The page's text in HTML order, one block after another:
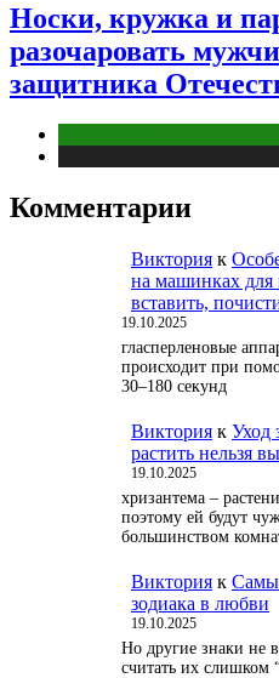
Носки, кружка и
разочаровать
защитника
Комментарии
Виктория к
на машинках для
вставить,
19.10.2025
гласперленовые
происходит при
30–180 секунд
Виктория к Уход
растить нельзя
19.10.2025
хризантема –
поэтому ей будут
большинством
Виктория к
зодиака в любви
19.10.2025
Но другие знаки не
считать их слишком